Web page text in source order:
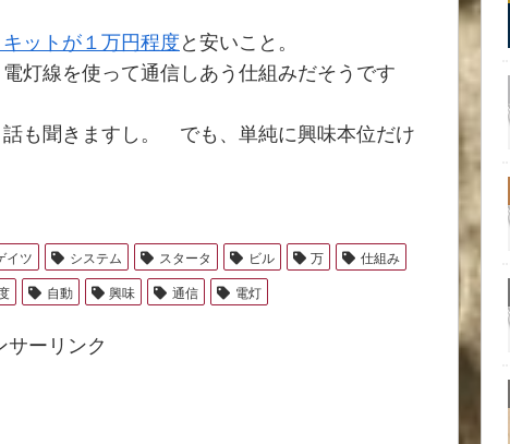
ットが１万円程度と安いこと。
線を使って通信しあう仕組みだそうです
も聞きますし。 でも、単純に興味本位だけ
イツ システム スタータ ビル 万
仕組み
自動 興味 通信 電灯
サーリンク